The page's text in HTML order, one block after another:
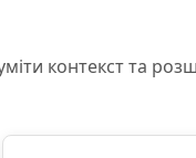
контекст та